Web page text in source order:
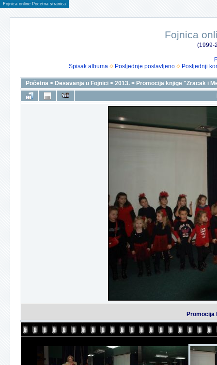
Fojnica online Pocetna stranica
Fojnica
(1999-
Spisak albuma
Posljednje postavljeno Posljednji
Početna > Desavanja u Fojnici > 2013. > Promocija knjige "Zracak i
Promocija